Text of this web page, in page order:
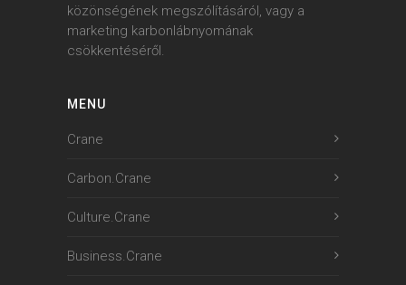
közönségének megszólításáról, vagy a
marketing karbonlábnyomának
csökkentéséről.
MENU
Crane
Carbon.Crane
Culture.Crane
Business.Crane